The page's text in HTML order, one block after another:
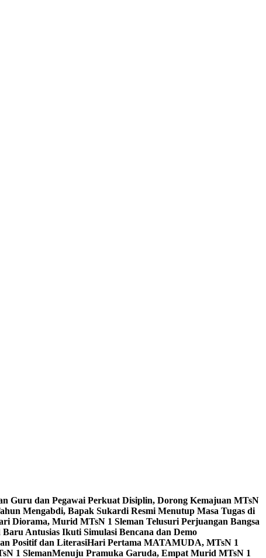
Guru dan Pegawai Perkuat Disiplin, Dorong Kemajuan MTsN
Mengabdi, Bapak Sukardi Resmi Menutup Masa Tugas di
Diorama, Murid MTsN 1 Sleman Telusuri Perjuangan Bangsa
Antusias Ikuti Simulasi Bencana dan Demo
Positif dan LiterasiHari Pertama MATAMUDA, MTsN 1
1 SlemanMenuju Pramuka Garuda, Empat Murid MTsN 1